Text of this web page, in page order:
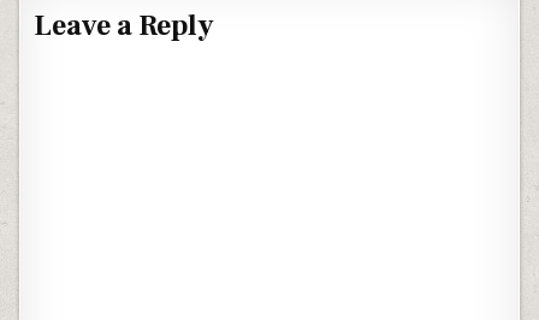
Leave a Reply